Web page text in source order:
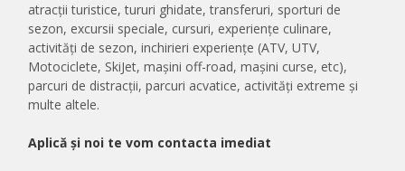
atracții turistice, tururi ghidate, transferuri, sporturi de
sezon, excursii speciale, cursuri, experiențe culinare,
activități de sezon, inchirieri experiențe (ATV, UTV,
Motociclete, SkiJet, mașini off-road, mașini curse, etc),
parcuri de distracții, parcuri acvatice, activități extreme și
multe altele.
Aplică și noi te vom contacta imediat